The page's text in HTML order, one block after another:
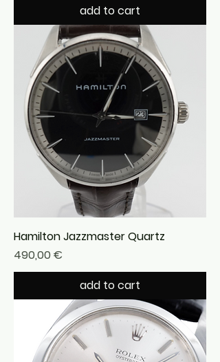
add to cart
Hamilton Jazzmaster Quartz
Precio
490,00 €
add to cart